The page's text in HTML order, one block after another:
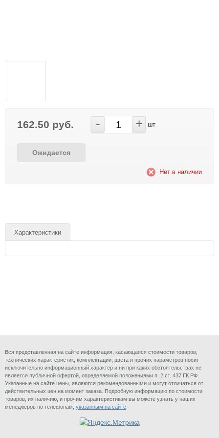
162.50 руб. - + шт
Ожидается
Нет в наличии
Характеристики
Вся представленная на сайте информация, касающаяся стоимости товаров,
технических характеристик, комплектации, цвета и прочих параметров носит
исключительно информационный характер и ни при каких обстоятельствах не
является публичной офертой, определяемой положениями п. 2 ст. 437 ГК РФ.
Указанные на сайте цены, являются рекомендованными и могут отличаться от
действительных цен на момент заказа. Подробную информацию по стоимости
товаров, их наличию, и прочим характеристикам вы можете узнать у наших
менеджеров по телефонам, указанным на сайте